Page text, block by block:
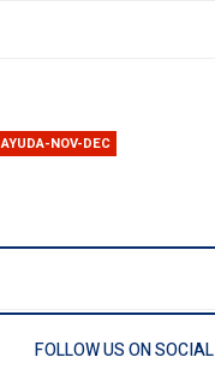
AYUDA-NOV-DEC
FOLLOW US ON SOCIAL